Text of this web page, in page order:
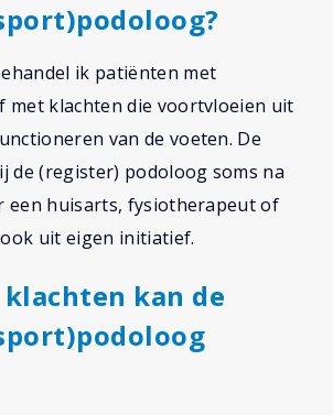
ik patiënten met
met klachten die voortvloeien uit
van de voeten. De
de (register) podoloog soms na
een huisarts, fysiotherapeut of
uit eigen initiatief.
kan de